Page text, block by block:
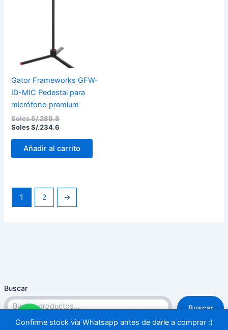
Confirme stock via Whatsapp antes de darle a comprar :)
Buscar
Buscar
Gator Frameworks GFW-
ID-MIC Pedestal para
micrófono premium
Soles S/.289.8
Soles S/.234.6
Añadir al carrito
1 2 →